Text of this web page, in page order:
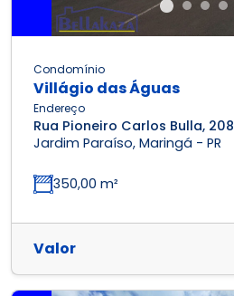
Condomínio
Villágio das Águas
Endereço
Rua Pioneiro Carlos Bulla, 208
Jardim Paraíso, Maringá - PR
350,00 m²
Valor